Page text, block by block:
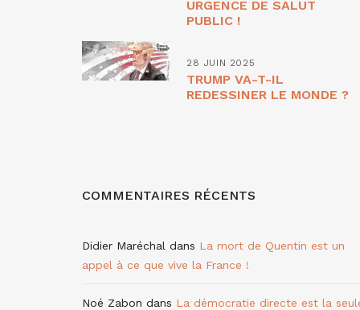
URGENCE DE SALUT
PUBLIC !
28 JUIN 2025
TRUMP VA-T-IL
REDESSINER LE MONDE ?
COMMENTAIRES RÉCENTS
Didier Maréchal dans La mort de Quentin est un
appel à ce que vive la France !
Noé Zabon dans La démocratie directe est la